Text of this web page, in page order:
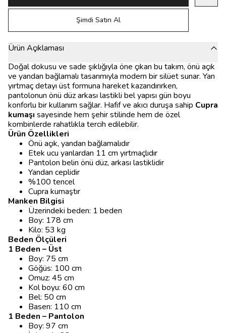
Şimdi Satın Al
Ürün Açıklaması
Doğal dokusu ve sade şıklığıyla öne çıkan bu takım, önü açık
ve yandan bağlamalı tasarımıyla modern bir silüet sunar. Yan
yırtmaç detayı üst formuna hareket kazandırırken,
pantolonun önü düz arkası lastikli bel yapısı gün boyu
konforlu bir kullanım sağlar. Hafif ve akıcı duruşa sahip Cupra
kumaşı sayesinde hem şehir stilinde hem de özel
kombinlerde rahatlıkla tercih edilebilir.
Ürün Özellikleri
Önü açık, yandan bağlamalıdır
Etek ucu yanlardan 11 cm yırtmaçlıdır
Pantolon belin önü düz, arkası lastiklidir
Yandan ceplidir
%100 tencel
Cupra kumaştır
Manken Bilgisi
Üzerindeki beden: 1 beden
Boy: 178 cm
Kilo: 53 kg
Beden Ölçüleri
1 Beden – Üst
Boy: 75 cm
Göğüs: 100 cm
Omuz: 45 cm
Kol boyu: 60 cm
Bel: 50 cm
Basen: 110 cm
1 Beden – Pantolon
Boy: 97 cm